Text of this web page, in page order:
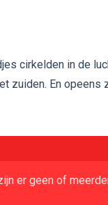
cirkelden in de
zuiden. En opeens
er geen of